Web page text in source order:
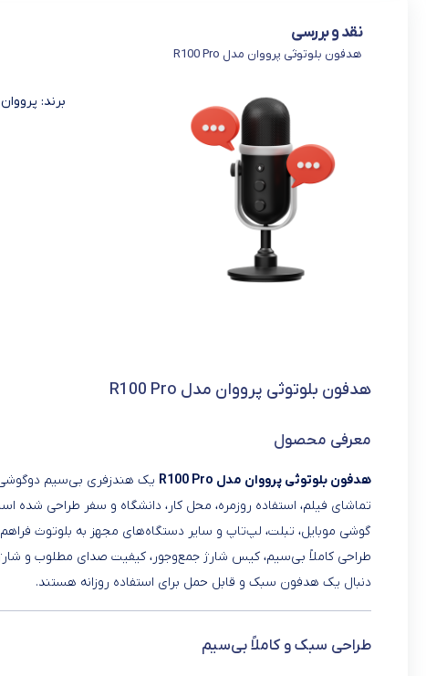
نقد و بررسی
هدفون بلوتوثی پرووان مدل R100 Pro
برند: پرووان |
هدفون بلوتوثی پرووان مدل R100 Pro
معرفی محصول
هدفون بلوتوثی پرووان مدل R100 Pro
یک هندزفری بی‌سیم دوگوشی
تماشای فیلم، استفاده روزمره، محل کار، دانشگاه و سفر طراحی شده
گوشی موبایل، تبلت، لپ‌تاپ و سایر دستگاه‌های مجهز به بلوتوث
دنبال یک هدفون سبک و قابل حمل برای استفاده روزانه هستند.
طراحی سبک و کاملاً بی‌سیم